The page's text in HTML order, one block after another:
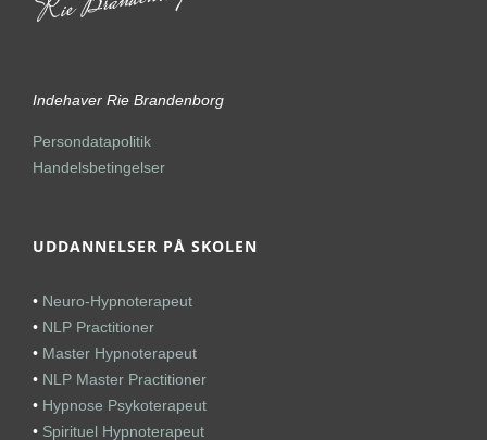
Indehaver Rie Brandenborg
Persondatapolitik
Handelsbetingelser
UDDANNELSER PÅ SKOLEN
• Neuro-Hypnoterapeut
• NLP Practitioner
• Master Hypnoterapeut
• NLP Master Practitioner
• Hypnose Psykoterapeut
• Spirituel Hypnoterapeut